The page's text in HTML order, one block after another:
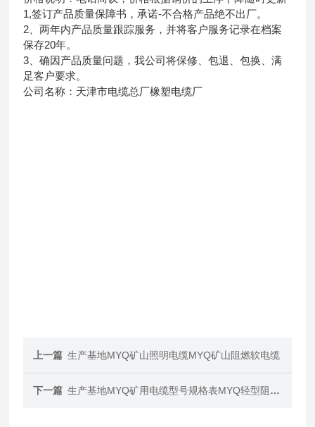
1,签订产品质量保障书，承诺-不合格产品绝不出厂。
2、两年内产品质量跟踪服务，并将客户服务记录在档案
保存20年。
3、确因产品质量问题，我公司将保修、包退、包换、满
足客户要求。
公司名称：天津市电缆总厂橡塑电缆厂
上一篇 生产基地MYQ矿山照明电缆MYQ矿山阻燃软电缆
下一篇 生产基地MYQ矿用电缆型号规格表MYQ轻型阻燃电缆